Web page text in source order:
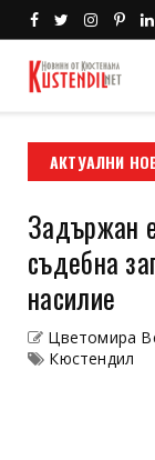
АКТУАЛНИ
кросов мотор Кой
Задържан
съдебна
насилие
Цветомира
Кюстендил